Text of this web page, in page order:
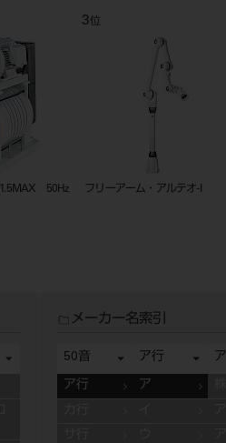
1.5MAX 50Hz
3位
フリーアーム・アルテオ-I
メーカー名索引
50音
ア行
ア行
ア
ア